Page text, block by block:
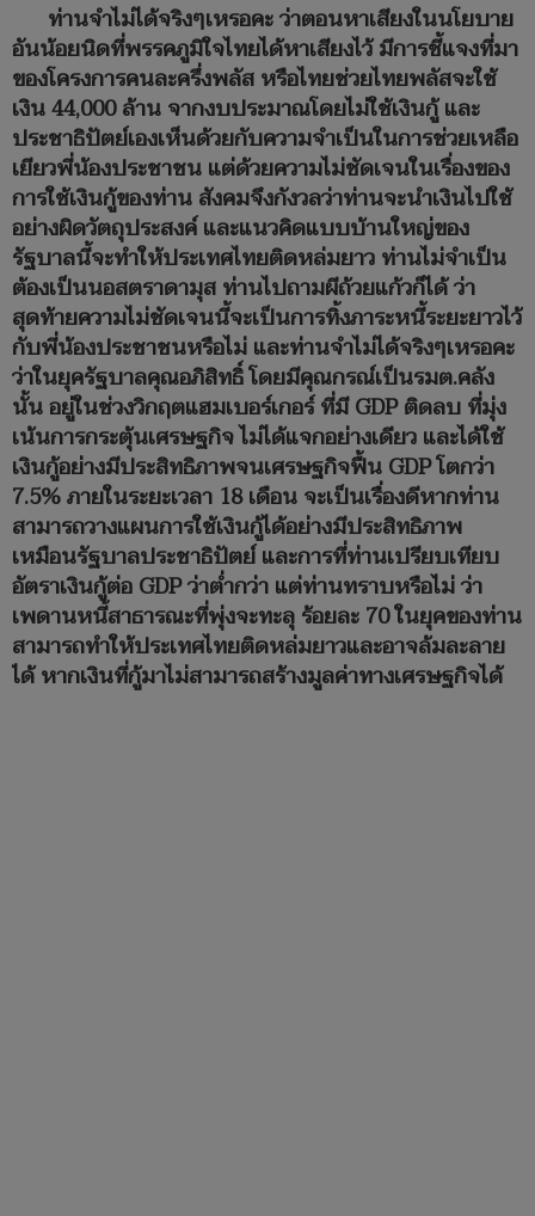
ท่านจำไม่ได้จริงๆเหรอคะ ว่าตอนหาเสียงในนโยบาย
อันน้อยนิดที่พรรคภูมิใจไทยได้หาเสียงไว้ มีการชี้แจงที่มา
ของโครงการคนละครึ่งพลัส หรือไทยช่วยไทยพลัสจะใช้
เงิน 44,000 ล้าน จากงบประมาณโดยไม่ใช้เงินกู้ และ
ประชาธิปัตย์เองเห็นด้วยกับความจำเป็นในการช่วยเหลือ
เยียวพี่น้องประชาชน แต่ด้วยความไม่ชัดเจนในเรื่องของ
การใช้เงินกู้ของท่าน สังคมจึงกังวลว่าท่านจะนำเงินไปใช้
อย่างผิดวัตถุประสงค์ และแนวคิดแบบบ้านใหญ่ของ
รัฐบาลนี้จะทำให้ประเทศไทยติดหล่มยาว ท่านไม่จำเป็น
ต้องเป็นนอสตราดามุส ท่านไปถามผีถ้วยแก้วก็ได้ ว่า
สุดท้ายความไม่ชัดเจนนี้จะเป็นการทิ้งภาระหนี้ระยะยาวไว้
กับพี่น้องประชาชนหรือไม่ และท่านจำไม่ได้จริงๆเหรอคะ
ว่าในยุครัฐบาลคุณอภิสิทธิ์ โดยมีคุณกรณ์เป็นรมต.คลัง
นั้น อยู่ในช่วงวิกฤตแฮมเบอร์เกอร์ ที่มี GDP ติดลบ ที่มุ่ง
เน้นการกระตุ้นเศรษฐกิจ ไม่ได้แจกอย่างเดียว และได้ใช้
เงินกู้อย่างมีประสิทธิภาพจนเศรษฐกิจฟื้น GDP โตกว่า
7.5% ภายในระยะเวลา 18 เดือน จะเป็นเรื่องดีหากท่าน
สามารถวางแผนการใช้เงินกู้ได้อย่างมีประสิทธิภาพ
เหมือนรัฐบาลประชาธิปัตย์ และการที่ท่านเปรียบเทียบ
อัตราเงินกู้ต่อ GDP ว่าต่ำกว่า แต่ท่านทราบหรือไม่ ว่า
เพดานหนี้สาธารณะที่พุ่งจะทะลุ ร้อยละ 70 ในยุคของท่าน
สามารถทำให้ประเทศไทยติดหล่มยาวและอาจล้มละลาย
ได้ หากเงินที่กู้มาไม่สามารถสร้างมูลค่าทางเศรษฐกิจได้